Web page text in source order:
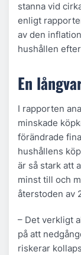
stanna vid
enligt
av den
hushållen
En
I rapporten
minskade
förändrade
hushållens
är så stark att
minst till och
återstoden av
– Det verkligt
på att
riskerar